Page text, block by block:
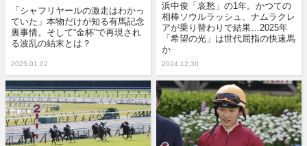
「シャフリヤールの激走はわかっ
ていた」本物だけが知る有馬記念
裏事情。そして“金杯”で再現され
る波乱の結末とは？
2025.01.02
浜中俊「哀愁」の1年。かつての
相棒ソウルラッシュ、ナムラクレ
アが乗り替わりで結果…2025年
「希望の光」は世代屈指の快速馬
か
2024.12.30